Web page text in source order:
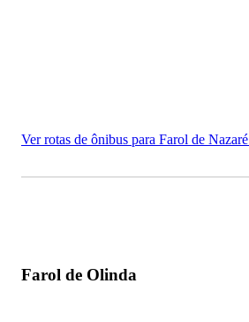
Ver rotas de ônibus para Farol de Nazaré
Farol de Olinda